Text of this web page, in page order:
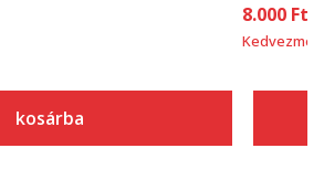
kosárba
8.000 Ft